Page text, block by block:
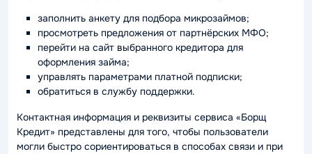
заполнить анкету для подбора микрозаймов;
просмотреть предложения от партнёрских МФО;
перейти на сайт выбранного кредитора для
оформления займа;
управлять параметрами платной подписки;
обратиться в службу поддержки.
Контактная информация и реквизиты сервиса «Борщ
Кредит» представлены для того, чтобы пользователи
могли быстро сориентироваться в способах связи и при